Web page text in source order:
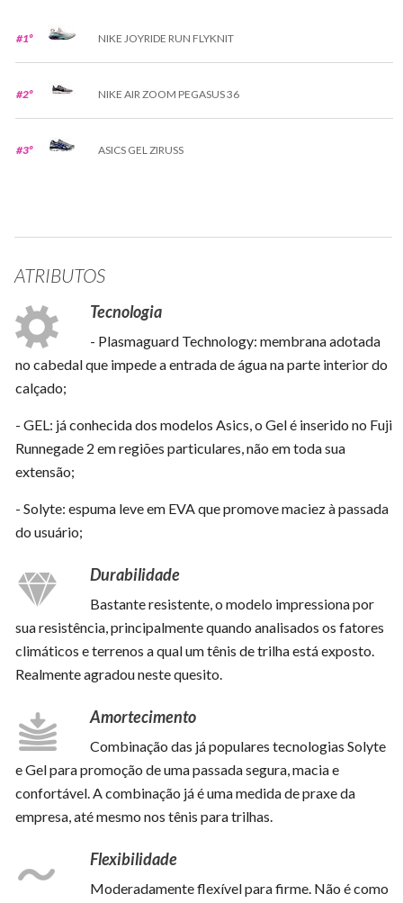
#1º NIKE JOYRIDE RUN FLYKNIT
#2º NIKE AIR ZOOM PEGASUS 36
#3º ASICS GEL ZIRUSS
ATRIBUTOS
Tecnologia
- Plasmaguard Technology: membrana adotada
no cabedal que impede a entrada de água na parte interior do
calçado;
- GEL: já conhecida dos modelos Asics, o Gel é inserido no Fuji
Runnegade 2 em regiões particulares, não em toda sua
extensão;
- Solyte: espuma leve em EVA que promove maciez à passada
do usuário;
Durabilidade
Bastante resistente, o modelo impressiona por
sua resistência, principalmente quando analisados os fatores
climáticos e terrenos a qual um tênis de trilha está exposto.
Realmente agradou neste quesito.
Amortecimento
Combinação das já populares tecnologias Solyte
e Gel para promoção de uma passada segura, macia e
confortável. A combinação já é uma medida de praxe da
empresa, até mesmo nos tênis para trilhas.
Flexibilidade
Moderadamente flexível para firme. Não é como